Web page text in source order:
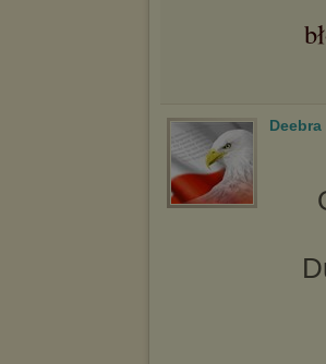
Deebra